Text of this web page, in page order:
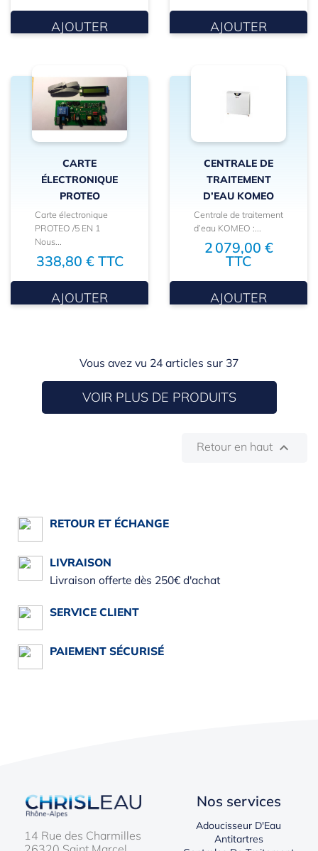
AJOUTER AJOUTER
CARTE
ÉLECTRONIQUE
PROTEO
Carte électronique
PROTEO /5 EN 1
Nous...
338,80 € TTC
AJOUTER
CENTRALE DE
TRAITEMENT
D’EAU KOMEO
Centrale de traitement
d’eau KOMEO :...
2 079,00 €
TTC
AJOUTER
Vous avez vu 24 articles sur 37
VOIR PLUS DE PRODUITS
Retour en haut 
RETOUR ET ÉCHANGE
LIVRAISON
Livraison offerte dès 250€ d'achat
SERVICE CLIENT
PAIEMENT SÉCURISÉ
14 Rue des Charmilles
Nos services
Adoucisseur D'Eau
Antitartres